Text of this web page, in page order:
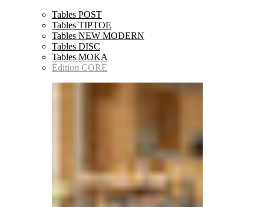
Tables POST
Tables TIPTOE
Tables NEW MODERN
Tables DISC
Tables MOKA
Édition CORE